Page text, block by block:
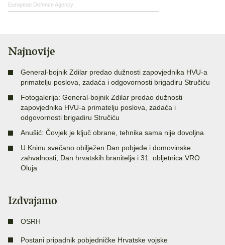
European Defence Agency
Najnovije
General-bojnik Zdilar predao dužnosti zapovjednika HVU-a
primatelju poslova, zadaća i odgovornosti brigadiru Stručiću
Fotogalerija: General-bojnik Zdilar predao dužnosti
zapovjednika HVU-a primatelju poslova, zadaća i
odgovornosti brigadiru Stručiću
Anušić: Čovjek je ključ obrane, tehnika sama nije dovoljna
U Kninu svečano obilježen Dan pobjede i domovinske
zahvalnosti, Dan hrvatskih branitelja i 31. obljetnica VRO
Oluja
Izdvajamo
OSRH
Postani pripadnik pobjedničke Hrvatske vojske